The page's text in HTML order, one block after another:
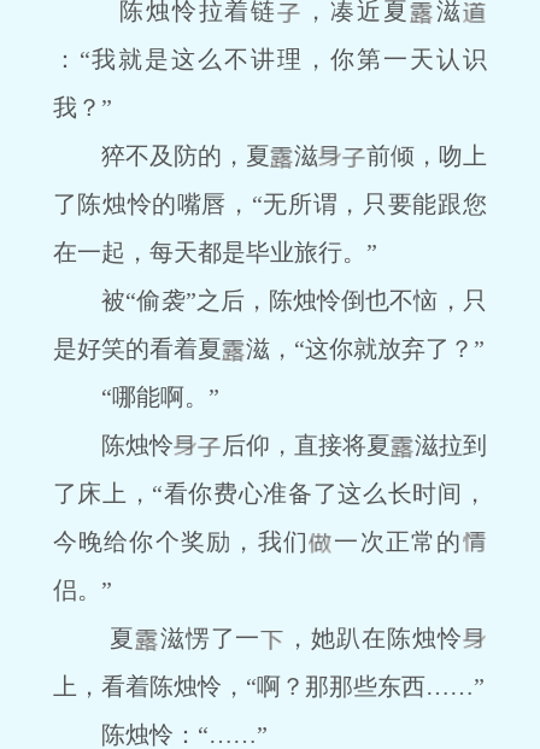
陈烛怜拉着链 ，凑近夏
滋
：“我就是这么不讲理，你第一天认识
我？”
猝不及防的，夏
滋
前倾，吻上
了陈烛怜的嘴唇，“无所谓，只要能跟您
在一起，每天都是毕业旅行。”
被“偷袭”之后，陈烛怜倒也不恼，只
是好笑的看着夏
滋，“这你就放弃了？”
“哪能啊。”
陈烛怜
后仰，直接将夏
滋拉到
了床上，“看你费心准备了这么长时间，
今晚给你个奖励，我们
一次正常的
侣。”
夏
滋愣了一
，她趴在陈烛怜
上，看着陈烛怜，“啊？那那些东西……”
陈烛怜：“……”